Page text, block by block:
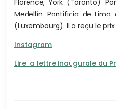
Florence, York (Toronto),
Medellín, Pontificia de Lima
(Luxembourg). Il a reçu le prix
Instagram
Lire la lettre inaugurale du